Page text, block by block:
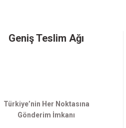
Geniş Teslim Ağı
Türkiye’nin Her Noktasına
Gönderim İmkanı